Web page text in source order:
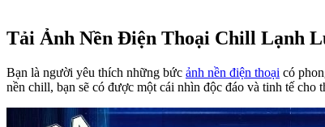
Tải Ảnh Nền Điện Thoại Chill Lạnh
Bạn là người yêu thích những bức ảnh nền điện thoại có
nền chill, bạn sẽ có được một cái nhìn độc đáo và tinh tế